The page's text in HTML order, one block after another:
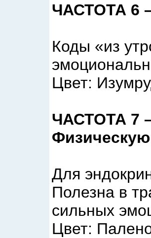
ЧАСТОТА 6
Коды «из
Цвет:
ЧАСТОТА 7
Для
Полезна в
сильных
Цвет: